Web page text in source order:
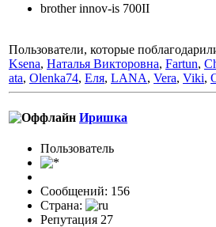
brother innov-is 700II
Пользователи, которые
Ksena, Наталья Викторовна, Fartun,
ata, Olenka74, Еля, LANA, Vera, Viki,
Иришка
Пользовaтeль
Сообщений: 156
Страна:
Репутация 27